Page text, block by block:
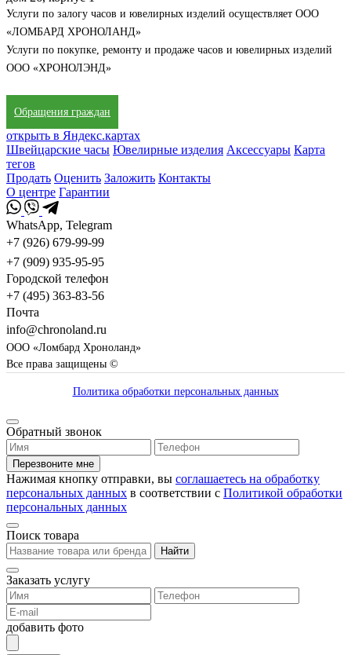
Услуги по залогу часов и ювелирных изделий осуществляет ООО
«ЛОМБАРД ХРОНОЛАНД»
Услуги по покупке, ремонту и продаже часов и ювелирных изделий
ООО «ХРОНОЛЭНД»
Обращения граждан
открыть в Яндекс.картах
Швейцарские часы Ювелирные изделия Аксессуары Карта
тегов
Продать Оценить Заложить Контакты
О центре Гарантии
WhatsApp, Telegram
+7 (926) 679-99-99
+7 (909) 935-95-95
Городской телефон
+7 (495) 363-83-56
Почта
info@chronoland.ru
ООО «Ломбард Хроноланд»
Все права защищены ©
Политика обработки персональных данных
Обратный звонок
Перезвоните мне
Нажимая кнопку отправки, вы соглашаетесь на обработку
персональных данных в соответствии с Политикой обработки
персональных данных
Поиск товара
Найти
Заказать услугу
добавить фото